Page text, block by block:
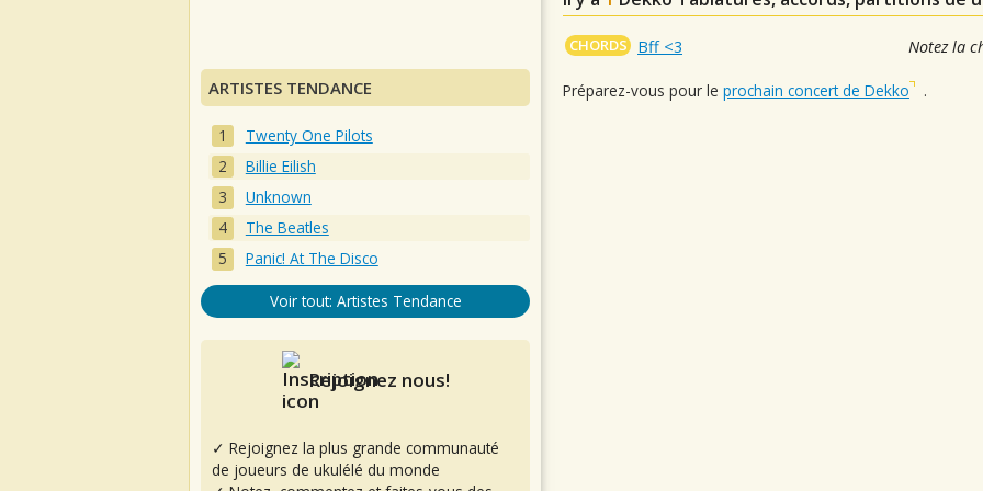
CHORDS Bff <3 Notez la
Préparez-vous pour le prochain concert de Dekko .
ARTISTES TENDANCE
Twenty One Pilots
Billie Eilish
Unknown
The Beatles
Panic! At The Disco
Voir tout: Artistes Tendance
Rejoignez nous!
✓ Rejoignez la plus grande communauté
de joueurs de ukulélé du monde